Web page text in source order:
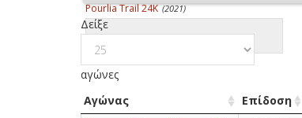
Pourlia Trail 24K (2021)
Δείξε
αγώνες
Αγώνας Επίδοση